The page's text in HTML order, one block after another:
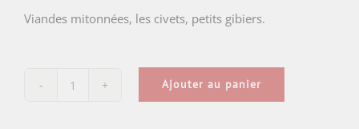
Viandes mitonnées, les civets, petits gibiers.
Ajouter au panier